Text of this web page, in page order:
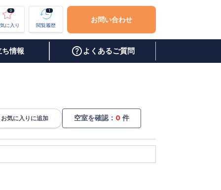
0
に入り
1
閲覧履歴
お問い合わせ
ち情報 よくあるご質問
お気に入り に追加 空室を確認： 0 件